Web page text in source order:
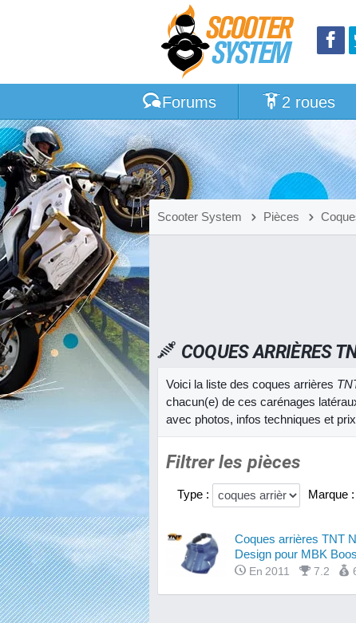
Forums 2 roues
Scooter System Pièces
COQUES ARRIÈRES
Voici la liste des coques arrières
chacun(e) de ces carénages
avec photos, infos techniques et
Filtrer les pièces
Type : Marque :
Coques arrières TNT
Design pour MBK
En 2011 7.2